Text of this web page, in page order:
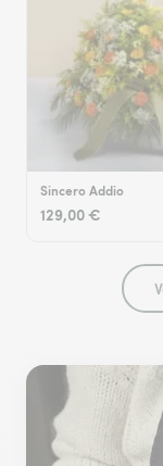
Sincero Addio
129,00 €